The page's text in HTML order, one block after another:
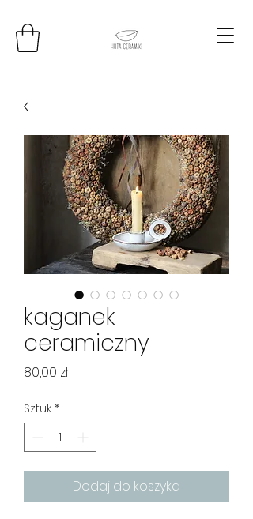
kaganek
ceramiczny
80,00 złCena
Sztuk *
Dodaj do koszyka